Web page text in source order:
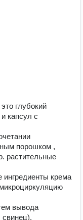
глубокий
капсул с
порошком ,
растительные
крема
вывода
свинец),